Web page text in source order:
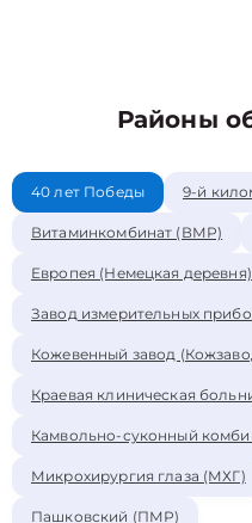
Районы
40 лет Победы 9-й
Витаминкомбинат (ВМР)
Европея (Немецкая деревня)
Завод измерительных
Кожевенный завод
Краевая клиническая
Камвольно-суконный
Микрохирургия глаза (МХГ)
Пашковский (ПМР)